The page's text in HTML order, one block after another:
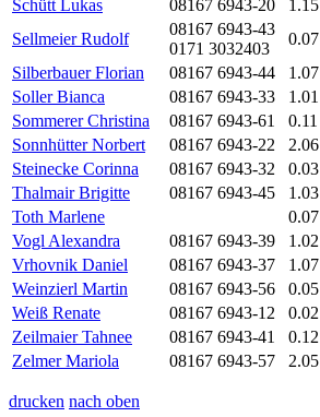
Schütt Lukas
08167 6943-20 1.15
Sellmeier Rudolf
08167 6943-43
0171 3032403
0.07
Silberbauer Florian
08167 6943-44 1.07
Soller Bianca
08167 6943-33 1.01
Sommerer Christina
08167 6943-61 0.11
Sonnhütter Norbert
08167 6943-22 2.06
Steinecke Corinna
08167 6943-32 0.03
Thalmair Brigitte
08167 6943-45 1.03
Toth Marlene
0.07
Vogl Alexandra
08167 6943-39 1.02
Vrhovnik Daniel
08167 6943-37 1.07
Weinzierl Martin
08167 6943-56 0.05
Weiß Renate
08167 6943-12 0.02
Zeilmaier Tahnee
08167 6943-41 0.12
Zelmer Mariola
08167 6943-57 2.05
drucken nach oben